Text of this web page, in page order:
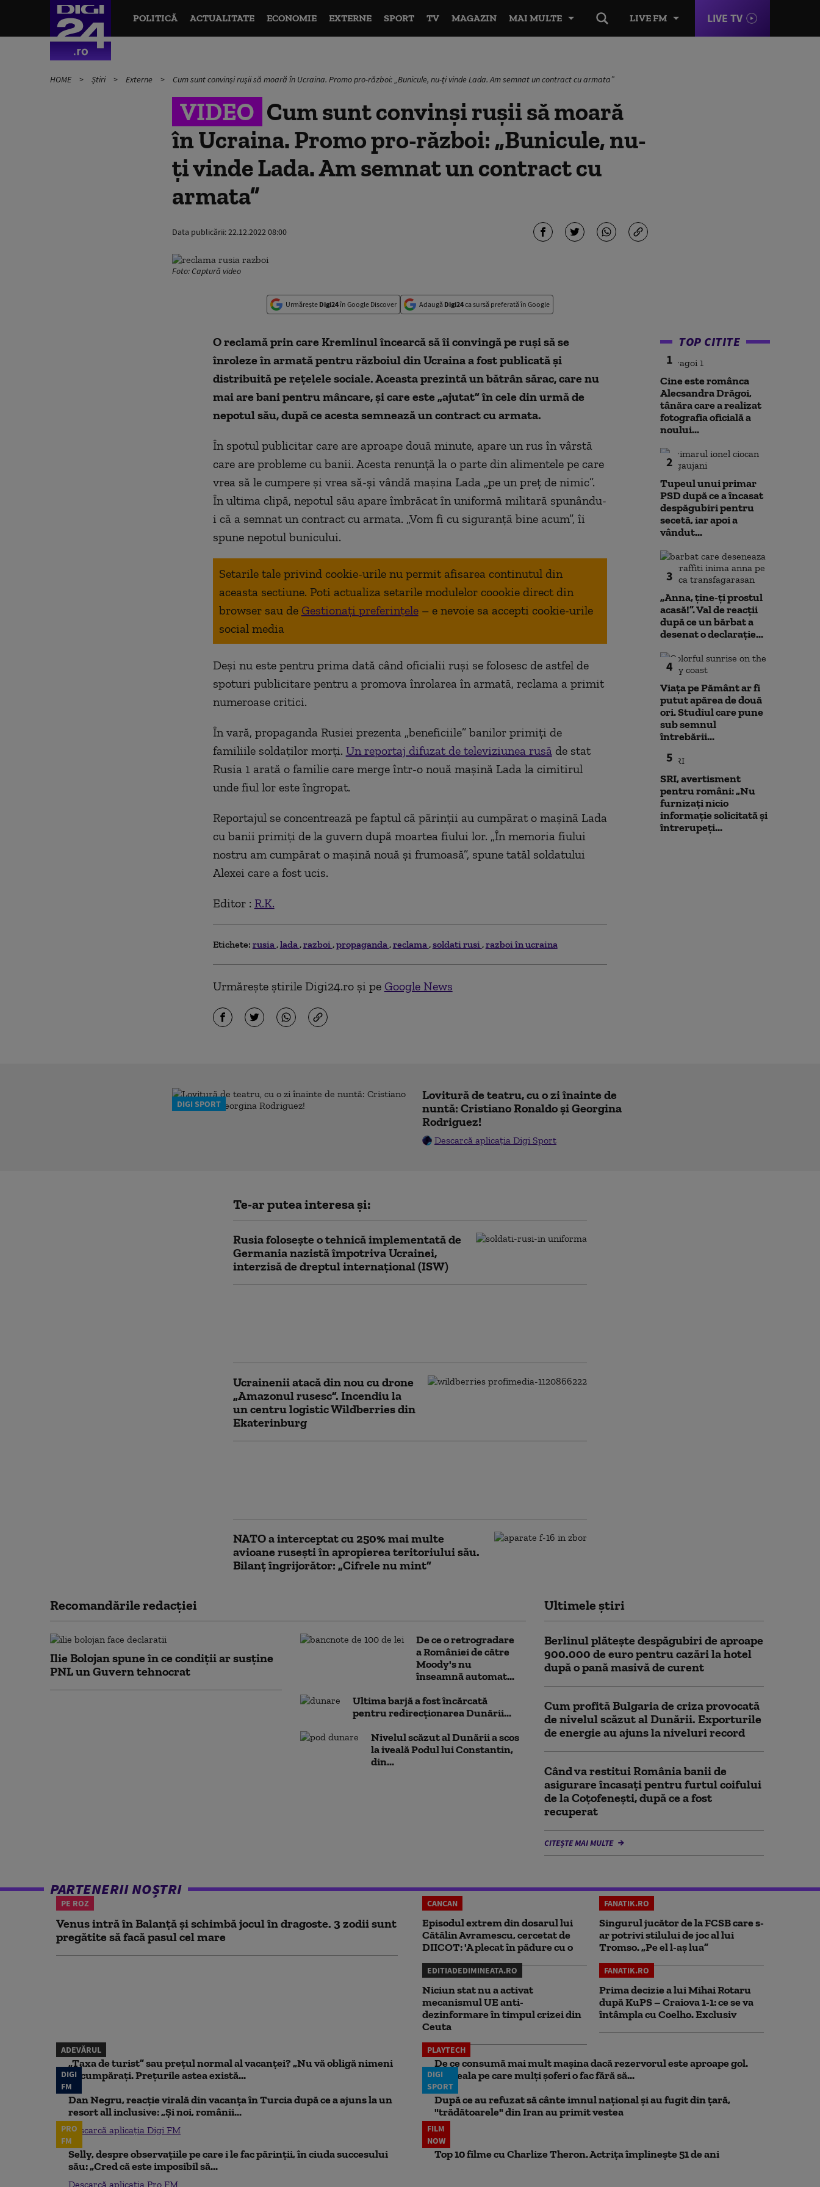
LIVE FM LIVE TV
POLITICĂ ACTUALITATE ECONOMIE EXTERNE SPORT TV MAGAZIN MAI MULTE
HOME Știri Externe Cum sunt convinși rușii să moară în Ucraina. Promo pro-război: „Bunicule, nu-ți vinde Lada. Am semnat un contract cu armata”
VIDEO Cum sunt convinși rușii să moară
în Ucraina. Promo pro-război: „Bunicule, nu-
ți vinde Lada. Am semnat un contract cu
armata”
Data publicării:22.12.2022 08:00
Foto: Captură video
Urmărește Digi24în Google Discover Adaugă Digi24ca sursă preferată în Google
O reclamă prin care Kremlinul încearcă să îi convingă pe ruși să se
înroleze în armată pentru războiul din Ucraina a fost publicată și
distribuită pe rețelele sociale. Aceasta prezintă un bătrân sărac, care nu
mai are bani pentru mâncare, și care este „ajutat” în cele din urmă de
nepotul său, după ce acesta semnează un contract cu armata.
În spotul publicitar care are aproape două minute, apare un rus în vârstă
care are probleme cu banii. Acesta renunță la o parte din alimentele pe care
vrea să le cumpere și vrea să-și vândă mașina Lada „pe un preț de nimic”.
În ultima clipă, nepotul său apare îmbrăcat în uniformă militară spunându-
i că a semnat un contract cu armata. „Vom fi cu siguranță bine acum”, îi
spune nepotul bunicului.
Setarile tale privind cookie-urile nu permit afisarea continutul din
aceasta sectiune. Poti actualiza setarile modulelor coookie direct din
browser sau de Gestionați preferințele – e nevoie sa accepti cookie-urile
social media
Deși nu este pentru prima dată când oficialii ruși se folosesc de astfel de
spoturi publicitare pentru a promova înrolarea în armată, reclama a primit
numeroase critici.
În vară, propaganda Rusiei prezenta „beneficiile” banilor primiți de
familiile soldaților morți. Un reportaj difuzat de televiziunea rusăde stat
Rusia 1 arată o familie care merge într-o nouă mașină Lada la cimitirul
unde fiul lor este îngropat.
Reportajul se concentrează pe faptul că părinții au cumpărat o mașină Lada
cu banii primiți de la guvern după moartea fiului lor. „În memoria fiului
nostru am cumpărat o mașină nouă şi frumoasă”, spune tatăl soldatului
Alexei care a fost ucis.
Editor : R.K.
Etichete: rusia lada razboi propaganda reclama soldati rusi razboi în ucraina
Urmărește știrile Digi24.ro și pe Google News
TOP CITITE
1
Cine este românca
Alecsandra Drăgoi,
tânăra care a realizat
fotografia oficială a
noului...
2
Tupeul unui primar
PSD după ce a încasat
despăgubiri pentru
secetă, iar apoi a
vândut...
3
„Anna, ţine-ţi prostul
acasă!”. Val de reacții
după ce un bărbat a
desenat o declarație...
4
Viața pe Pământ ar fi
putut apărea de două
ori. Studiul care pune
sub semnul
întrebării...
5
SRI, avertisment
pentru români: „Nu
furnizați nicio
informație solicitată și
întrerupeți...
DIGI SPORT
Lovitură de teatru, cu o zi înainte de
nuntă: Cristiano Ronaldo și Georgina
Rodriguez!
Descarcă aplicația Digi Sport
Te-ar putea interesa și:
Rusia folosește o tehnică implementată de
Germania nazistă împotriva Ucrainei,
interzisă de dreptul internațional (ISW)
Ucrainenii atacă din nou cu drone
„Amazonul rusesc”. Incendiu la
un centru logistic Wildberries din
Ekaterinburg
NATO a interceptat cu 250% mai multe
avioane rusești în apropierea teritoriului său.
Bilanț îngrijorător: „Cifrele nu mint”
Recomandările redacţiei
Ilie Bolojan spune în ce condiții ar susține
PNL un Guvern tehnocrat
De ce o retrogradare
a României de către
Moody's nu
înseamnă automat...
Ultima barjă a fost încărcată
pentru redirecționarea Dunării...
Nivelul scăzut al Dunării a scos
la iveală Podul lui Constantin,
din...
Ultimele știri
Berlinul plăteşte despăgubiri de aproape
900.000 de euro pentru cazări la hotel
după o pană masivă de curent
Cum profită Bulgaria de criza provocată
de nivelul scăzut al Dunării. Exporturile
de energie au ajuns la niveluri record
Când va restitui România banii de
asigurare încasați pentru furtul coifului
de la Coțofenești, după ce a fost
recuperat
CITEȘTE MAI MULTE
PARTENERII NOȘTRI
PE ROZ
Venus intră în Balanță și schimbă jocul în dragoste. 3 zodii sunt
pregătite să facă pasul cel mare
CANCAN
Episodul extrem din dosarul lui
Cătălin Avramescu, cercetat de
DIICOT: 'A plecat în pădure cu o
FANATIK.RO
Singurul jucător de la FCSB care s-
ar potrivi stilului de joc al lui
Tromso. „Pe el l-aș lua”
EDITIADEDIMINEATA.RO
Niciun stat nu a activat
mecanismul UE anti-
dezinformare în timpul crizei din
Ceuta
FANATIK.RO
Prima decizie a lui Mihai Rotaru
după KuPS – Craiova 1-1: ce se va
întâmpla cu Coelho. Exclusiv
ADEVĂRUL
„Taxa de turist” sau prețul normal al vacanței? „Nu vă obligă nimeni
să cumpărați. Prețurile astea există...
PLAYTECH
De ce consumă mai mult mașina dacă rezervorul este aproape gol.
Greșeala pe care mulți șoferi o fac fără să...
DIGI
FM
Dan Negru, reacție virală din vacanța în Turcia după ce a ajuns la un
resort all inclusive: „Și noi, românii...
Descarcă aplicația Digi FM
DIGI
SPORT
După ce au refuzat să cânte imnul naţional şi au fugit din ţară,
"trădătoarele" din Iran au primit vestea
PRO
FM
Selly, despre observațiile pe care i le fac părinții, în ciuda succesului
său: „Cred că este imposibil să...
Descarcă aplicația Pro FM
FILM
NOW
Top 10 filme cu Charlize Theron. Actrița împlinește 51 de ani